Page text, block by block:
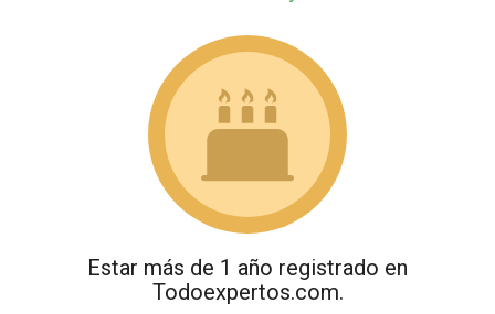
Estar más de 1 año registrado en
Todoexpertos.com.